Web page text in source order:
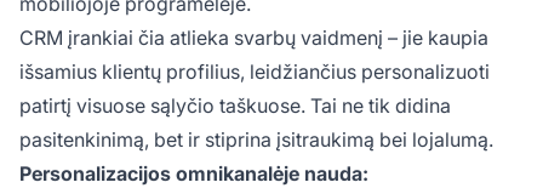
CRM įrankiai čia atlieka svarbų vaidmenį – jie kaupia
išsamius klientų profilius, leidžiančius personalizuoti
patirtį visuose sąlyčio taškuose. Tai ne tik didina
pasitenkinimą, bet ir stiprina įsitraukimą bei lojalumą.
Personalizacijos omnikanalėje nauda: